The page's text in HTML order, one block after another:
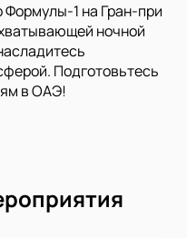
Формулы-1 на Гран-при
ночной
Подготовьтесь
в ОАЭ!